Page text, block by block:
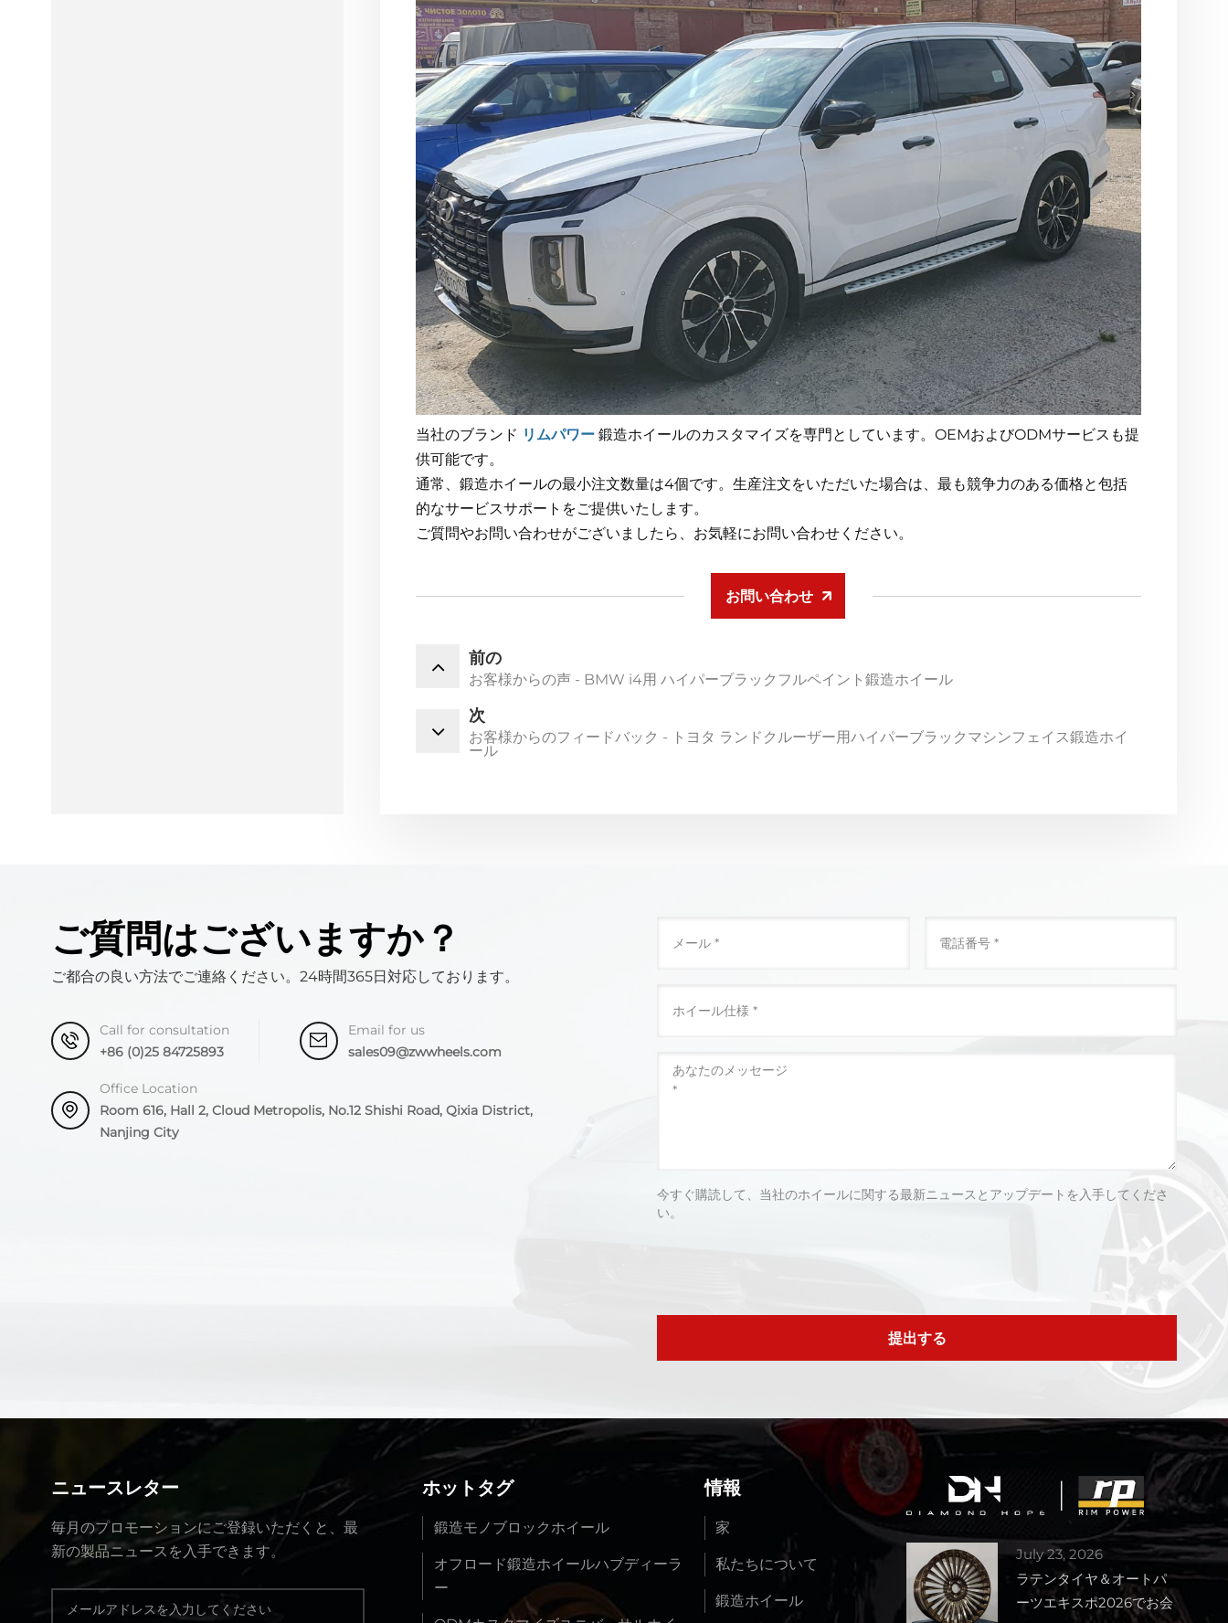
当社のブランド リムパワー鍛造ホイールのカスタマイズを専門としています。OEMおよびODMサービスも提
供可能です。
通常、鍛造ホイールの最小注文数量は4個です。生産注文をいただいた場合は、最も競争力のある価格と包括
的なサービスサポートをご提供いたします。
ご質問やお問い合わせがございましたら、お気軽にお問い合わせください。
お問い合わせ
前の
お客様からの声 - BMW i4用 ハイパーブラックフルペイント鍛造ホイール
次
お客様からのフィードバック - トヨタ ランドクルーザー用ハイパーブラックマシンフェイス鍛造ホイ
ール
ご質問はございますか？
ご都合の良い方法でご連絡ください。24時間365日対応しております。
Call for consultation
+86 (0)25 84725893
Email for us
sales09@zwwheels.com
Office Location
Room 616, Hall 2, Cloud Metropolis, No.12 Shishi Road, Qixia District,
Nanjing City
今すぐ購読して、当社のホイールに関する最新ニュースとアップデートを入手してくださ
い。
提出する
ニュースレター
毎月のプロモーションにご登録いただくと、最
新の製品ニュースを入手できます。
ホットタグ
鍛造モノブロックホイール
オフロード鍛造ホイールハブディーラ
ー
情報
家
私たちについて
鍛造ホイール
July 23, 2026
ラテンタイヤ＆オートパ
ーツエキスポ2026でお会